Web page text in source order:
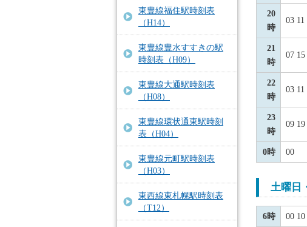
東豊線福住駅時刻表
（H14）
東豊線豊水すすきの駅
時刻表（H09）
東豊線大通駅時刻表
（H08）
東豊線環状通東駅時刻
表（H04）
東豊線元町駅時刻表
（H03）
東西線東札幌駅時刻表
（T12）
20
時
03
21
時
07
22
時
03
23
時
09
0時 00
土曜日
6時 00